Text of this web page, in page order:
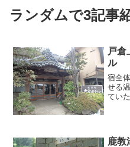
ランダムで3記事
戸倉
ル
宿全
せる
てい
して
鹿教